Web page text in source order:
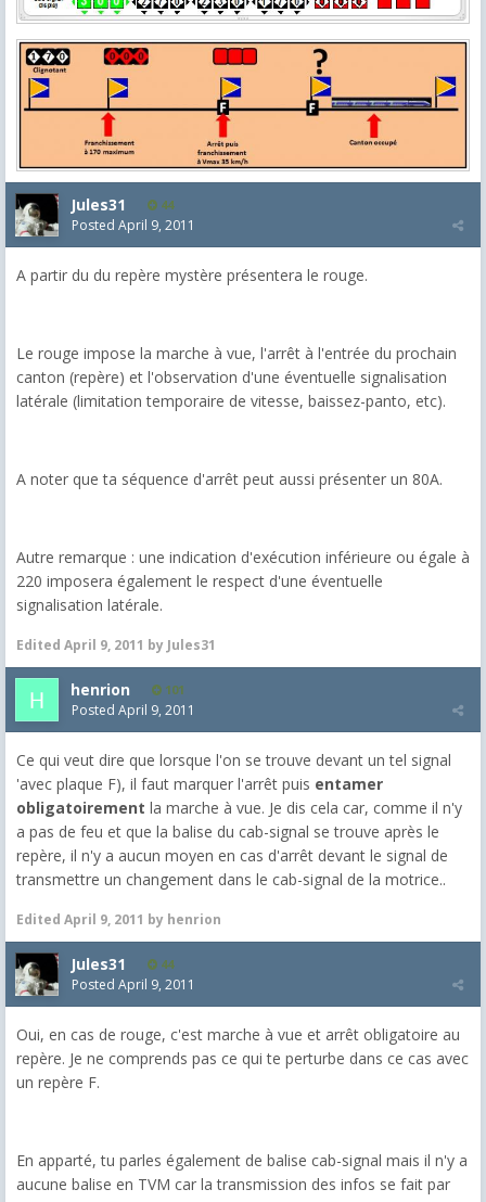
Jules31 44
Posted April 9, 2011
A partir du du repère mystère présentera le rouge.
Le rouge impose la marche à vue, l'arrêt à l'entrée du prochain
canton (repère) et l'observation d'une éventuelle signalisation
latérale (limitation temporaire de vitesse, baissez-panto, etc).
A noter que ta séquence d'arrêt peut aussi présenter un 80A.
Autre remarque : une indication d'exécution inférieure ou égale à
220 imposera également le respect d'une éventuelle
signalisation latérale.
Edited April 9, 2011 by Jules31
henrion 101
Posted April 9, 2011
Ce qui veut dire que lorsque l'on se trouve devant un tel signal
'avec plaque F), il faut marquer l'arrêt puis entamer
obligatoirement la marche à vue. Je dis cela car, comme il n'y
a pas de feu et que la balise du cab-signal se trouve après le
repère, il n'y a aucun moyen en cas d'arrêt devant le signal de
transmettre un changement dans le cab-signal de la motrice..
Edited April 9, 2011 by henrion
Jules31 44
Posted April 9, 2011
Oui, en cas de rouge, c'est marche à vue et arrêt obligatoire au
repère. Je ne comprends pas ce qui te perturbe dans ce cas avec
un repère F.
En apparté, tu parles également de balise cab-signal mais il n'y a
aucune balise en TVM car la transmission des infos se fait par